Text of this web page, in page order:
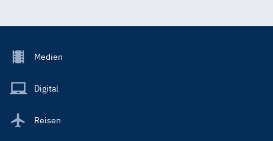
Footer
Main
Medien
Digital
Reisen